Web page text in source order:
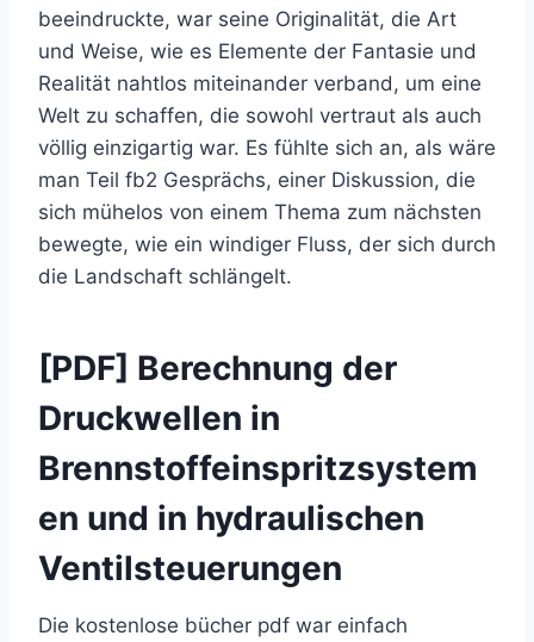
beeindruckte, war seine Originalität, die Art
und Weise, wie es Elemente der Fantasie und
Realität nahtlos miteinander verband, um eine
Welt zu schaffen, die sowohl vertraut als auch
völlig einzigartig war. Es fühlte sich an, als wäre
man Teil fb2 Gesprächs, einer Diskussion, die
sich mühelos von einem Thema zum nächsten
bewegte, wie ein windiger Fluss, der sich durch
die Landschaft schlängelt.
[PDF] Berechnung der
Druckwellen in
Brennstoffeinspritzsystem
en und in hydraulischen
Ventilsteuerungen
Die kostenlose bücher pdf war einfach